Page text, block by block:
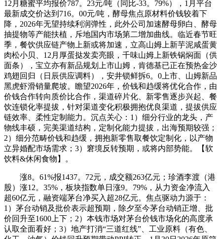
12月糖蜜平均报价787。23元/吨（同比-33。79%），1月平台
最新成交价达到716。00元/吨，酵母焦点原材料价钱较着下
降，2026年无望持续利润弹性，此外公司加速酵母卵白、酵母
抽提物等产能扶植，斥地国内市场第二增加曲线。临近春节旺
季，餐饮供应链产物上新或将加速，立高山姆上新芋泥咸蛋黄
肉松小贝、12月厚蛋挞发卖亮眼，千味山姆上新铁锅焖面（供
面条），宝立亦有新品规划上市山姆，肯德基已正在预热金沙
鸡翅回归（日辰供应调料），安井锁鲜拆6。0上市、山姆新品
黑虎虾滑销量爬坡。瞻望2026年，价钱和趋缓将优化合作，由
价钱合作转向质价比合作，渠道碎片化、新零售逐步兴起、餐
饮连锁化率提拔，针对渠道变化积极拥抱优良渠道，提拔供应
链效率、柔性定制能力。沉点关心：1）细分行业的龙头，产
物线丰硕，完美渠道结构，定制化能力提拔，出海预期较强；
2）细分范畴价钱和趋缓，拥抱新零售取餐饮定制化，以产物
立异婚配市场需求；3）窘境反转预期，或将内部势能。【软
饮料&休闲食物】。
涨8。61%报1437。72元，成交额263亿元；珍酒李渡（港
股）涨12。35%，板块指数单日涨9。79%，从力资金净流入
超60亿元，融资端茅台净买入超28亿元。焦点驱动力源于：
1）茅台动销及批价表示超预期，除夕至今茅台动销正增、批
价回升至1600上下；2）本钱市场对茅台价钱市场化的高度承
认取全面看好；3）地产打消“三道红线”、工业原料（有色、